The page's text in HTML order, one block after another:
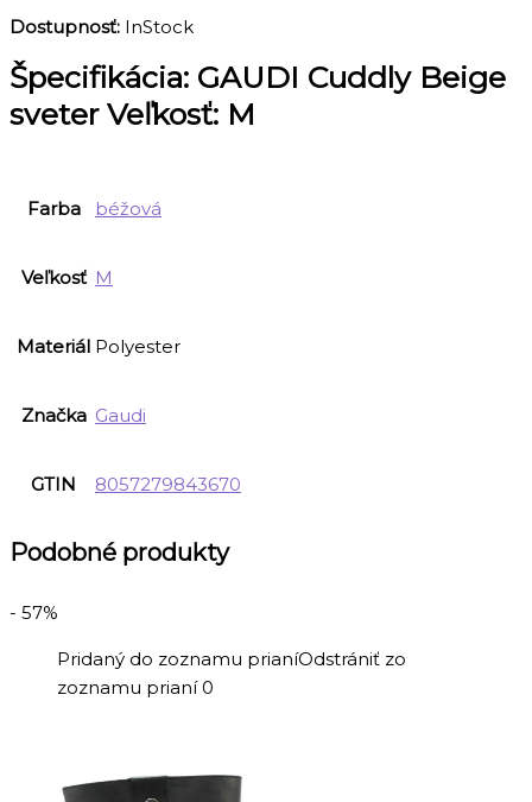
Dostupnosť: InStock
Špecifikácia: GAUDI Cuddly Beige
sveter Veľkosť: M
Farba béžová
Veľkosť M
Materiál Polyester
Značka Gaudi
GTIN 8057279843670
Podobné produkty
- 57%
Pridaný do zoznamu prianíOdstrániť zo
zoznamu prianí 0